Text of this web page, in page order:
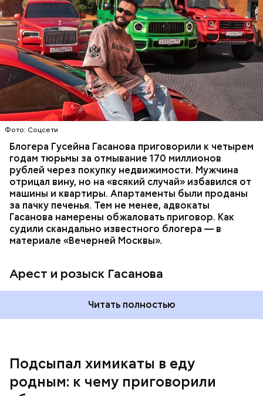
Фото: Соцсети
Блогера Гусейна Гасанова приговорили к четырем
годам тюрьмы за отмывание 170 миллионов
рублей через покупку недвижимости. Мужчина
отрицал вину, но на «всякий случай» избавился от
машины и квартиры. Апартаменты были проданы
за пачку печенья. Тем не менее, адвокаты
Гасанова намерены обжаловать приговор. Как
судили скандально известного блогера — в
материале «Вечерней Москвы».
Арест и розыск Гасанова
В мае 2025 года МВД РФ объявило в
международный розыскблогера Гусейна Гасанова.
В его отношении возбудили уголовное дело о
неуплате налогов и легализации преступных
доходов в особо крупном размере. В тот же день
мужчину заочно арестовали.
Фото: База розыска МВД РФ
Читать полностью
НАЛОГИ ПОИСК ЛЮДЕЙ ДЕНЬГИ
МВД
ГАСАН ГУСЕЙНОВ
Подсыпал химикаты в еду
родным: к чему приговорили
Началось расследование. В квартире потерпевших
установили скрытую камеру видеонаблюдения. На
записи попал 25-летний сын потерпевших Артем
Миссюра, который тайно приходил в квартиру
матери и отчима и подсыпал им в еду химикаты.
Также отравленную пищу ела его младшая сестра.
только отчима. Тогда следователи посчитали, что
мотивом преступления была квартира родителей,
которая в случае их смерти перешла бы сыну. Но
спустя несколько дней Миссюра заявил, что ранее
уже травил других людей.